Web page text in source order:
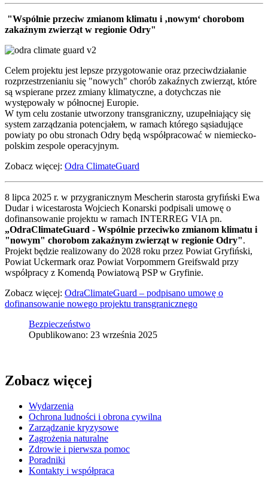
"Wspólnie przeciw zmianom klimatu i ‚nowym‘ chorobom
zakaźnym zwierząt w regionie Odry"
Celem projektu jest lepsze przygotowanie oraz przeciwdziałanie
rozprzestrzenianiu się "nowych" chorób zakaźnych zwierząt, które
są wspierane przez zmiany klimatyczne, a dotychczas nie
występowały w północnej Europie.
W tym celu zostanie utworzony transgraniczny, uzupełniający się
system zarządzania potencjałem, w ramach którego sąsiadujące
powiaty po obu stronach Odry będą współpracować w niemiecko-
polskim zespole operacyjnym.
Zobacz więcej: Odra ClimateGuard
8 lipca 2025 r. w przygranicznym Mescherin starosta gryfiński Ewa
Dudar i wicestarosta Wojciech Konarski podpisali umowę o
dofinansowanie projektu w ramach INTERREG VIA pn.
„OdraClimateGuard - Wspólnie przeciwko zmianom klimatu i
"nowym" chorobom zakaźnym zwierząt w regionie Odry".
Projekt będzie realizowany do 2028 roku przez Powiat Gryfiński,
Powiat Uckermark oraz Powiat Vorpommern Greifswald przy
współpracy z Komendą Powiatową PSP w Gryfinie.
Zobacz więcej: OdraClimateGuard – podpisano umowę o
dofinansowanie nowego projektu transgranicznego
Bezpieczeństwo
Opublikowano: 23 września 2025
Zobacz więcej
Wydarzenia
Ochrona ludności i obrona cywilna
Zarządzanie kryzysowe
Zagrożenia naturalne
Zdrowie i pierwsza pomoc
Poradniki
Kontakty i współpraca